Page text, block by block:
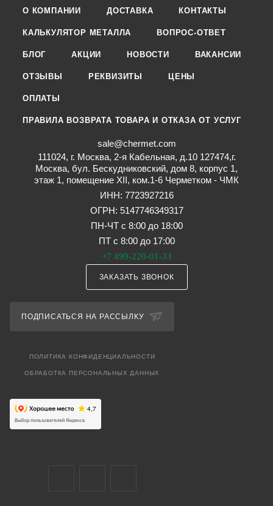
О КОМПАНИИ ДОСТАВКА КОНТАКТЫ
КАЛЬКУЛЯТОР МЕТАЛЛА ВОПРОС-ОТВЕТ
БЛОГ АКЦИИ НОВОСТИ ВАКАНСИИ
ОТЗЫВЫ РЕКВИЗИТЫ ЦЕНЫ
ОПЛАТЫ
ПРАВИЛА ВОЗВРАТА ТОВАРА И ОТКАЗА ОТ УСЛУГ
sale@chermet.com
111024, г. Москва, 2-я Кабельная, д.10 127474,г.
Москва, бул. Бескудниковский, дом 8, корпус 1,
этаж 1, помещение XII, ком.1-6 Черметком - ЧМК
ИНН: 7723927216
ОГРН: 5147746349317
ПН-ЧТ с 8:00 до 18:00
ПТ с 8:00 до 17:00
+7 499-220-01-33
ЗАКАЗАТЬ ЗВОНОК
ПОДПИСАТЬСЯ НА РАССЫЛКУ
ПОЛИТИКА КОНФИДЕНЦИАЛЬНОСТИ
ОБРАБОТКА ПЕРСОНАЛЬНЫХ ДАННЫХ